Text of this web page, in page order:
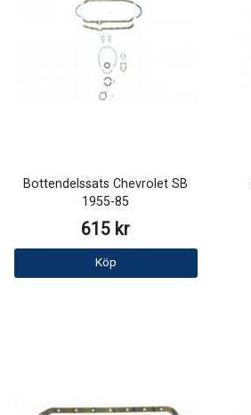
Bottendelssats Chevrolet SB
1955-85
615 kr
Köp